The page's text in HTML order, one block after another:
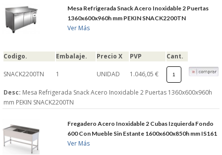
Mesa Refrigerada Snack Acero Inoxidable 2 Puertas
1360x600x960h mm PEKIN SNACK2200TN
Ver Más
Codigo. Embalaje. Precio X PVP Cant.
SNACK2200TN 1 UNIDAD 1.046,05 €
Desc: Mesa Refrigerada Snack Acero Inoxidable 2 Puertas 1360x600x960h
mm PEKIN SNACK2200TN
Fregadero Acero Inoxidable 2 Cubas Izquierda Fondo
600 Con Mueble Sin Estante 1600x600x850h mm IS161
Ver Más